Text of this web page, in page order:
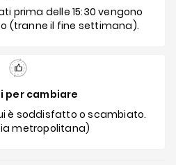
prima delle 15:30 vengono
(tranne il fine settimana).
per cambiare
è soddisfatto o scambiato.
metropolitana)